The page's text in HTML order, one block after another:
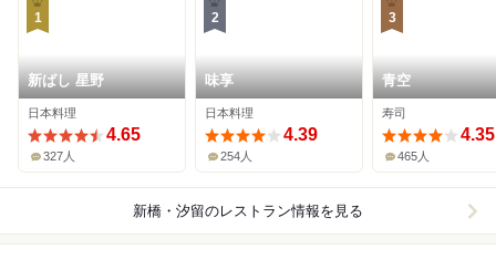
1
新ばし 星野
日本料理
4.65
327人
2
味享
日本料理
4.39
254人
3
青空
寿司
4.35
465人
新橋・汐留のレストラン情報を見る